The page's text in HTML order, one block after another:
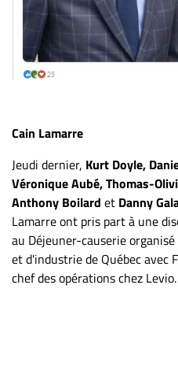
Cain Lamarre
Jeudi dernier, Kurt Doyle,
Véronique Aubé, Thomas-
Anthony Boilard et Danny
Lamarre ont pris part à une
au Déjeuner-causerie
et d'industrie de Québec avec
chef des opérations chez Levio.